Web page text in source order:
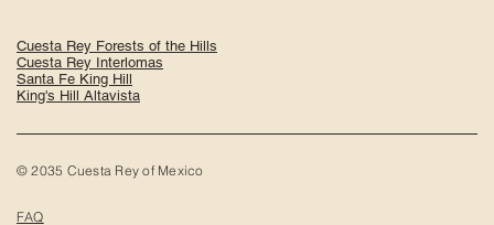
Cuesta Rey Forests of the Hills
Cuesta Rey Interlomas
Santa Fe King Hill
King's Hill Altavista
© 2035 Cuesta Rey of Mexico
FAQ